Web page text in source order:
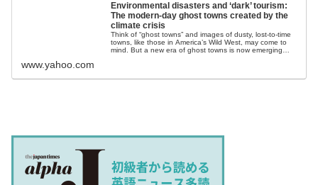
Environmental disasters and ‘dark’ tourism:
The modern-day ghost towns created by the
climate crisis
Think of “ghost towns” and images of dusty, lost-to-time
towns, like those in America’s Wild West, may come to
mind. But a new era of ghost towns is now emerging
www.yahoo.com